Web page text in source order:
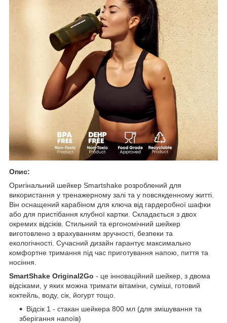
Опис:
Оригінальний шейкер Smartshake розроблений для
використання у тренажерному залі та у повсякденному житті.
Він оснащений карабіном для ключа від гардеробної шафки
або для пристібання клубної картки. Складається з двох
окремих відсіків. Стильний та ергономічний шейкер
виготовлено з врахуванням зручності, безпеки та
екологічності. Сучасний дизайн гарантує максимально
комфортне тримання під час приготування напою, пиття та
носіння.
SmartShake Original2Go - це інноваційний шейкер, з двома
відсіками, у яких можна тримати вітаміни, суміші, готовий
коктейль, воду, сік, йогурт тощо.
Відсік 1 - стакан шейкера 800 мл (для змішування та
зберігання напоїв)